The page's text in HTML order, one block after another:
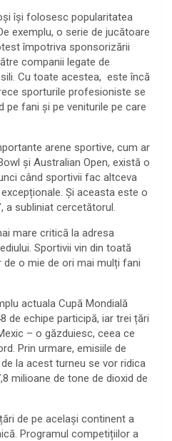
își folosesc popularitatea
exemplu, o serie de jucătoare
împotriva sponsorizării
companii legate de
Cu toate acestea, este încă
sporturile profesioniste se
pe fani și pe veniturile pe care
arene sportive, cum ar
și Australian Open, există o
când sportivii fac altceva
Și aceasta este o
a subliniat cercetătorul.
mare critică la adresa
Sportivii vin din toată
o mie de ori mai mulți fani
actuala Cupă Mondială
de echipe participă, iar trei țări
– o găzduiesc, ceea ce
Prin urmare, emisiile de
la acest turneu se vor ridica
milioane de tone de dioxid de
de pe același continent a
Programul competițiilor a